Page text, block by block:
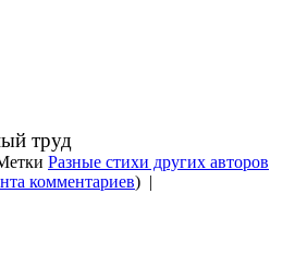
труд
Разные стихи других авторов
комментариев) |